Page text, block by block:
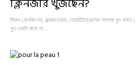
স্কিন ফ্লেকিনেস, ব্ল্যাকহেডস, হোয়াইটহেডসের সমস্যা খুব
খুব একটা কমে না…